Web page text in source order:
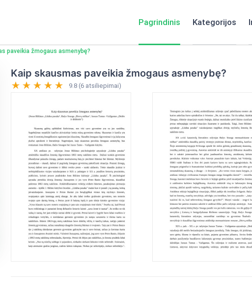
Pagrindinis Kategorijos
paveikia žmogaus asmenybę?
Kaip skausmas paveikia žmogaus asmenybę?
9.8 (6 atsiliepimai)